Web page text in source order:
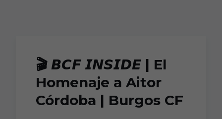
🎬 𝘽𝘾𝙁 𝙄𝙉𝙎𝙄𝘿𝙀 | El
Homenaje a Aitor
Córdoba | Burgos CF